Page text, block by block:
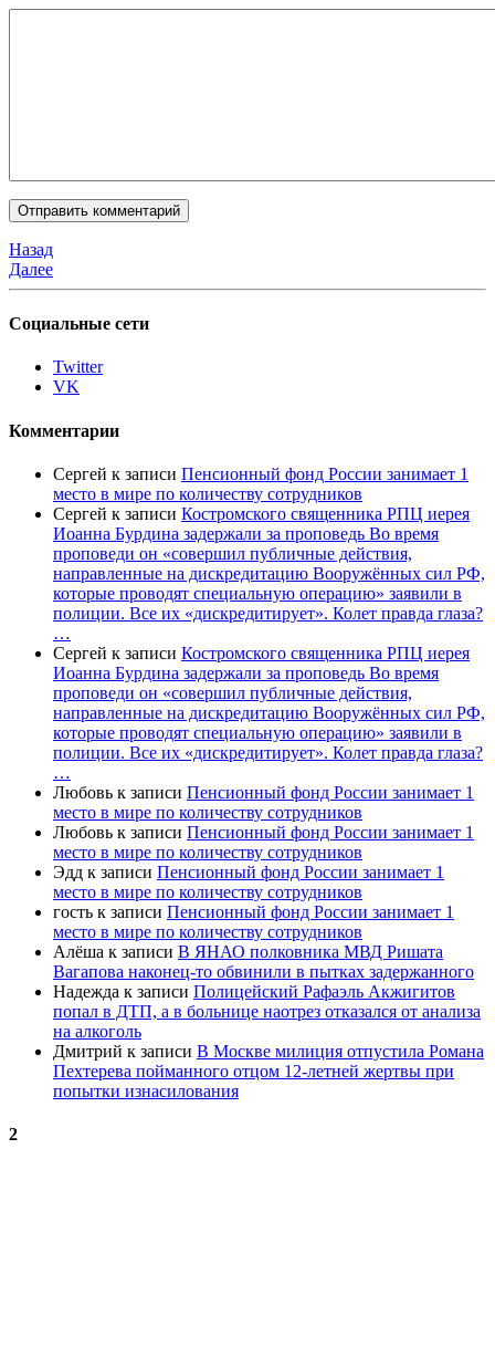
Назад
Далее
Социальные сети
Twitter
VK
Комментарии
Сергей к записи Пенсионный фонд России занимает 1
место в мире по количеству сотрудников
Сергей к записи Костромского священника РПЦ иерея
Иоанна Бурдина задержали за проповедь Во время
проповеди он «совершил публичные действия,
направленные на дискредитацию Вооружённых сил РФ,
которые проводят специальную операцию» заявили в
полиции. Все их «дискредитирует». Колет правда глаза?
…
Сергей к записи Костромского священника РПЦ иерея
Иоанна Бурдина задержали за проповедь Во время
проповеди он «совершил публичные действия,
направленные на дискредитацию Вооружённых сил РФ,
которые проводят специальную операцию» заявили в
полиции. Все их «дискредитирует». Колет правда глаза?
…
Любовь к записи Пенсионный фонд России занимает 1
место в мире по количеству сотрудников
Любовь к записи Пенсионный фонд России занимает 1
место в мире по количеству сотрудников
Эдд к записи Пенсионный фонд России занимает 1
место в мире по количеству сотрудников
гость к записи Пенсионный фонд России занимает 1
место в мире по количеству сотрудников
Алёша к записи В ЯНАО полковника МВД Ришата
Вагапова наконец-то обвинили в пытках задержанного
Надежда к записи Полицейский Рафаэль Акжигитов
попал в ДТП, а в больнице наотрез отказался от анализа
на алкоголь
Дмитрий к записи В Москве милиция отпустила Романа
Пехтерева пойманного отцом 12-летней жертвы при
попытки изнасилования
2